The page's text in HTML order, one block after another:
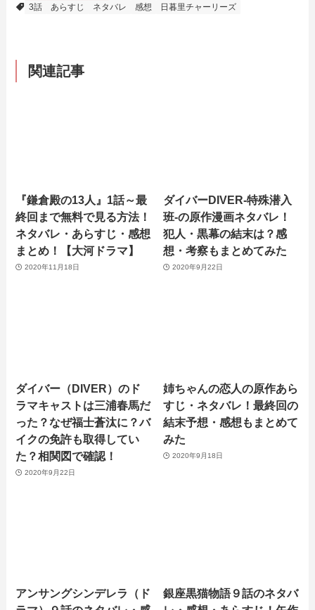
3話
あらすじ ネタバレ 感想 日暮里チャーリーズ
関連記事
『鎌倉殿の13人』1話～最
終回まで無料で見る方法！
ネタバレ・あらすじ・感想
まとめ！【大河ドラマ】
2020年11月18日
ダイバーDIVER-特殊潜入
班-の原作漫画ネタバレ！
犯人・黒幕の結末は？感
想・考察もまとめてみた
2020年9月22日
ダイバー（DIVER）のド
ラマキャストは三浦春馬だ
った？なぜ福士蒼汰に？バ
イクの免許も取得してい
た？相関図で確認！
2020年9月22日
姉ちゃんの恋人の原作あら
すじ・ネタバレ！最終回の
結末予想・感想もまとめて
みた
2020年9月18日
アンサングシンデレラ（ド
銀座黒猫物語９話のネタバ